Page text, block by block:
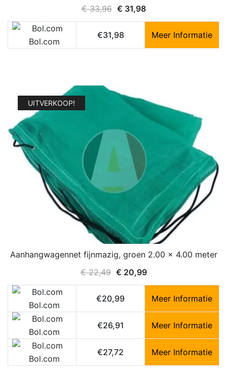
€33,96 Oorspronkelijke
prijs
was:
€ 33,96.
€ 31,98Huidige
prijs
is:
€ 31,98.
Bol.com
€31,98 Meer Informatie
UITVERKOOP!
Aanhangwagennet fijnmazig, groen 2.00 x 4.00 meter
€22,49 Oorspronkelijke
prijs
was:
€ 22,49.
€ 20,99Huidige
prijs
is:
€ 20,99.
Bol.com
€20,99 Meer Informatie
Bol.com
€26,91 Meer Informatie
Bol.com
€27,72 Meer Informatie